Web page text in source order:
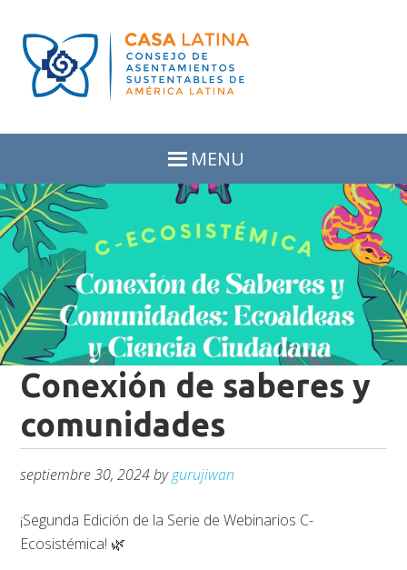
primary
navigation
main
content
MENU
Conexión de saberes y
comunidades
septiembre 30, 2024bygurujiwan
¡Segunda Edición de la Serie de Webinarios C-
Ecosistémica! 🌿